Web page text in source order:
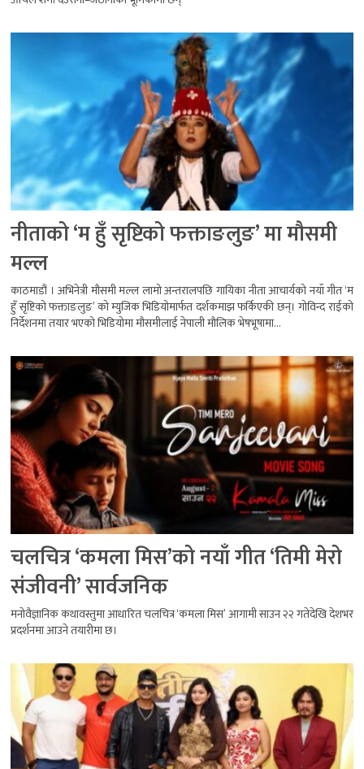
नीताको ‘म हुँ सृष्टिको फक्ताङलुङ’ मा मौसमी
मल्ल
काठमाडौं । अभिनेत्री मौसमी मल्ल लामो अन्तरालपछि गायिका नीता आचार्यको नयाँ गीत ‘म
हुँ सृष्टिको फक्ताङलुङ’ को म्युजिक भिडियोमार्फत दर्शकमाझ फर्किएकी छन्। गोविन्द राईको
निर्देशनमा तयार भएको भिडियोमा मौसमीलाई नेपाली मौलिक भेषभूषामा...
चलचित्र ‘कमला मिस’को नयाँ गीत ‘तिमी मेरो
संजीवनी’ सार्वजनिक
मनोवैज्ञानिक कथावस्तुमा आधारित चलचित्र ‘कमला मिस’ आगामी साउन २२ गतेदेखि देशभर
प्रदर्शनमा आउने तयारीमा छ।